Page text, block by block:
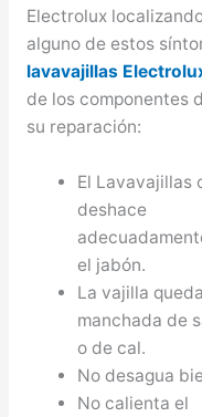
Electrolux
alguno de estos
lavavajillas
de los componentes
su reparación:
El Lavavajillas
deshace
el jabón.
La vajilla queda
manchada de
o de cal.
No desagua
No calienta el